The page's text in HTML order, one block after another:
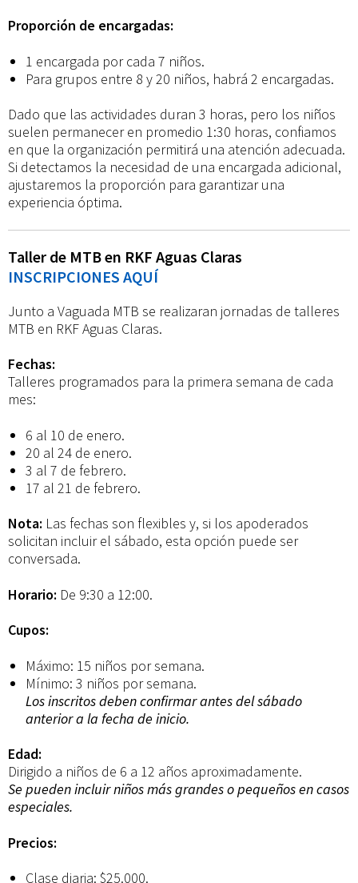
Proporción de encargadas:
1 encargada por cada 7 niños.
Para grupos entre 8 y 20 niños, habrá 2 encargadas.
Dado que las actividades duran 3 horas, pero los niños
suelen permanecer en promedio 1:30 horas, confiamos
en que la organización permitirá una atención adecuada.
Si detectamos la necesidad de una encargada adicional,
ajustaremos la proporción para garantizar una
experiencia óptima.
Taller de MTB en RKF Aguas Claras
INSCRIPCIONES AQUÍ
Junto a Vaguada MTB se realizaran jornadas de talleres
MTB en RKF Aguas Claras.
Fechas:
Talleres programados para la primera semana de cada
mes:
6 al 10 de enero.
20 al 24 de enero.
3 al 7 de febrero.
17 al 21 de febrero.
Nota: Las fechas son flexibles y, si los apoderados
solicitan incluir el sábado, esta opción puede ser
conversada.
Horario: De 9:30 a 12:00.
Cupos:
Máximo: 15 niños por semana.
Mínimo: 3 niños por semana.
Los inscritos deben confirmar antes del sábado
anterior a la fecha de inicio.
Edad:
Dirigido a niños de 6 a 12 años aproximadamente.
Se pueden incluir niños más grandes o pequeños en casos
especiales.
Precios:
Clase diaria: $25.000.